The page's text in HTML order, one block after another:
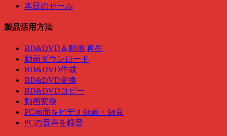
本日のセール
製品活用方法
BD&DVD＆動画 再生
動画ダウンロード
BD&DVD作成
BD&DVD変換
BD&DVDコピー
動画変換
PC画面をビデオ録画・録音
PCの音声を録音